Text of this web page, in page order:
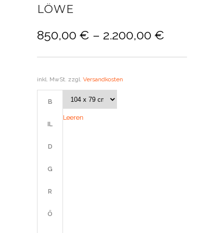
LÖWE
850,00 € – 2.200,00 €
inkl. MwSt. zzgl. Versandkosten
B
IL
D
G
R
Ö
Leeren